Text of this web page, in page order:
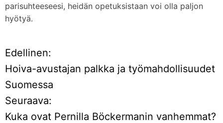
parisuhteeseesi, heidän opetuksistaan voi olla paljon
hyötyä.
A
r
t
Edellinen:
Hoiva-avustajan palkka ja työmahdollisuudet
Suomessa
Seuraava:
Kuka ovat Pernilla Böckermanin vanhemmat?